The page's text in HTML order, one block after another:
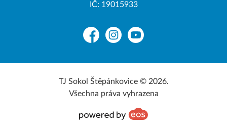
IČ: 19015933
FacebookInstagramYouTube
TJ Sokol Štěpánkovice © 2026.
Všechna práva vyhrazena